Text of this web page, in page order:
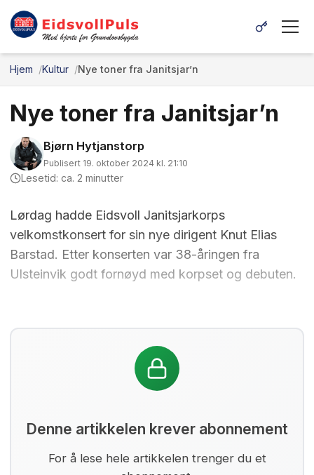
Hjem Kultur Nye toner fra Janitsjar’n
Nye toner fra Janitsjar’n
Bjørn Hytjanstorp
Publisert 19. oktober 2024 kl. 21:10
Lesetid: ca. 2 minutter
Lørdag hadde Eidsvoll Janitsjarkorps
velkomstkonsert for sin nye dirigent Knut Elias
Barstad. Etter konserten var 38-åringen fra
Ulsteinvik godt fornøyd med korpset og debuten.
Denne artikkelen krever abonnement
For å lese hele artikkelen trenger du et